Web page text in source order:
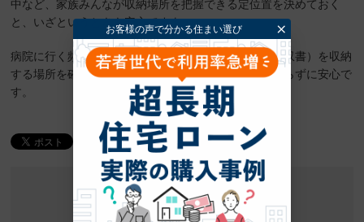
中など、家族みんなが収納場所を把握できる定位置を決めておく
と、いざというときも安心ですよ。
病院に行く頻度が高い方は、近くに医療費明細書（領収書）を収納
する場所を確保しておくと、病院帰りも書類が散らからずに安心で
す。
シェアする